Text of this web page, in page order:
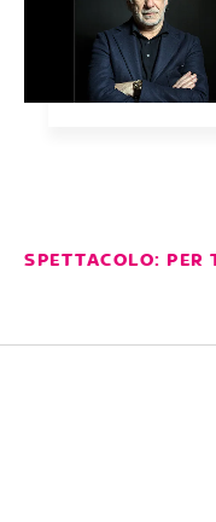
SPETTACOLO: PER